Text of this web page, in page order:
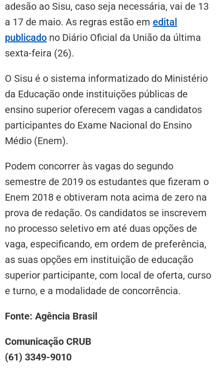
adesão ao Sisu, caso seja necessária, vai de 13
a 17 de maio. As regras estão em edital
publicado no Diário Oficial da União da última
sexta-feira (26).
O Sisu é o sistema informatizado do Ministério
da Educação onde instituições públicas de
ensino superior oferecem vagas a candidatos
participantes do Exame Nacional do Ensino
Médio (Enem).
Podem concorrer às vagas do segundo
semestre de 2019 os estudantes que fizeram o
Enem 2018 e obtiveram nota acima de zero na
prova de redação. Os candidatos se inscrevem
no processo seletivo em até duas opções de
vaga, especificando, em ordem de preferência,
as suas opções em instituição de educação
superior participante, com local de oferta, curso
e turno, e a modalidade de concorrência.
Fonte: Agência Brasil
Comunicação CRUB
(61) 3349-9010